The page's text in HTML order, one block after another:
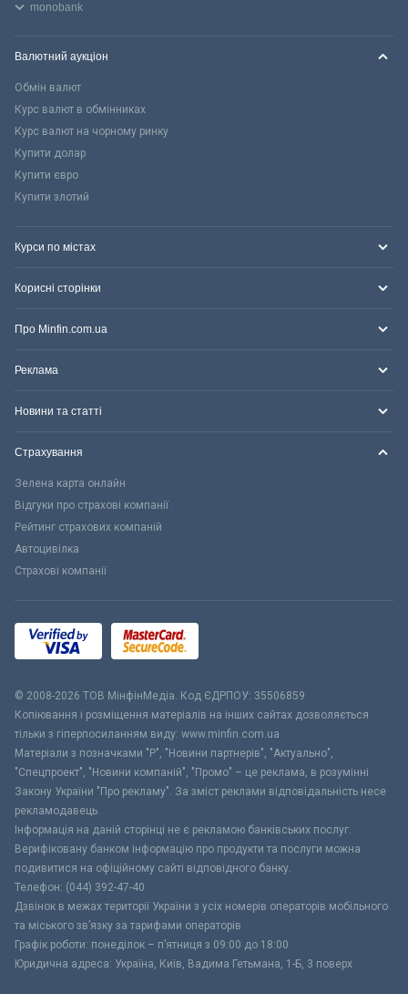
monobank
Валютний аукціон
Обмін валют
Курс валют в обмінниках
Курс валют на чорному ринку
Купити долар
Купити євро
Купити злотий
Курси по містах
Корисні сторінки
Про Minfin.com.ua
Реклама
Новини та статті
Страхування
Зелена карта онлайн
Відгуки про страхові компанії
Рейтинг страхових компаній
Автоцивілка
Страхові компанії
© 2008-2026 ТОВ МiнфiнМедiа. Код ЄДРПОУ: 35506859
Копіювання і розміщення матеріалів на інших сайтах дозволяється
тільки з гіперпосиланням виду: www.minfin.com.ua
Матеріали з позначками "Р", "Новини партнерів", "Актуально",
"Спецпроект", "Новини компаній", "Промо" – це реклама, в розумінні
Закону України "Про рекламу". За зміст реклами відповідальність несе
рекламодавець.
Інформація на даній сторінці не є рекламою банківських послуг.
Верифіковану банком інформацію про продукти та послуги можна
подивитися на офіційному сайті відповідного банку.
Телефон: (044) 392-47-40
Дзвінок в межах території України з усіх номерів операторів мобільного
та міського зв’язку за тарифами операторів
Графік роботи: понеділок – п’ятниця з 09:00 до 18:00
Юридична адреса: Україна, Київ, Вадима Гетьмана, 1-Б, 3 поверх